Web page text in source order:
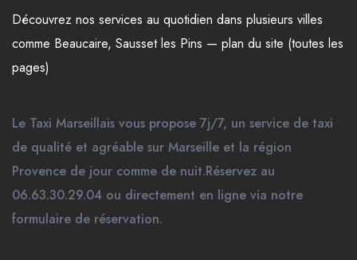
Découvrez nos services au quotidien dans plusieurs villes
comme Beaucaire, Sausset les Pins — plan du site (toutes les
pages)
Le Taxi Marseillais vous propose 7j/7, un service de taxi
de qualité et agréable sur Marseille et la région
Provence de jour comme de nuit.Réservez au
06.63.30.29.04 ou directement en ligne via notre
formulaire de réservation.